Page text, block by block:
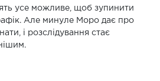
усе можливе, щоб зупинити
Але минуле Моро дає про
і розслідування стає